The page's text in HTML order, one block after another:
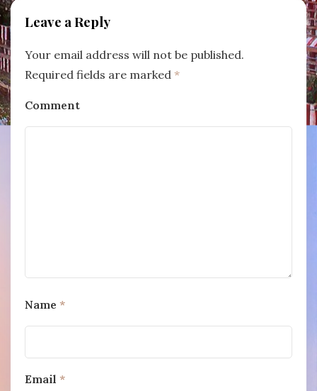
Leave a Reply
Your email address will not be published.
Required fields are marked *
Comment
Name *
Email *